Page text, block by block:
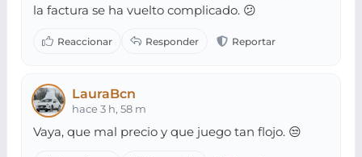
la factura se ha vuelto complicado. 😕
LauraBcn
hace 3 h, 58 m
Vaya, que mal precio y que juego tan flojo. 😒